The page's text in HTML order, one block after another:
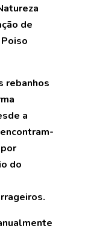
de
rebanhos
a
do